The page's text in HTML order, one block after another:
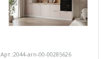
Арт.:2044-arn-00-00285626